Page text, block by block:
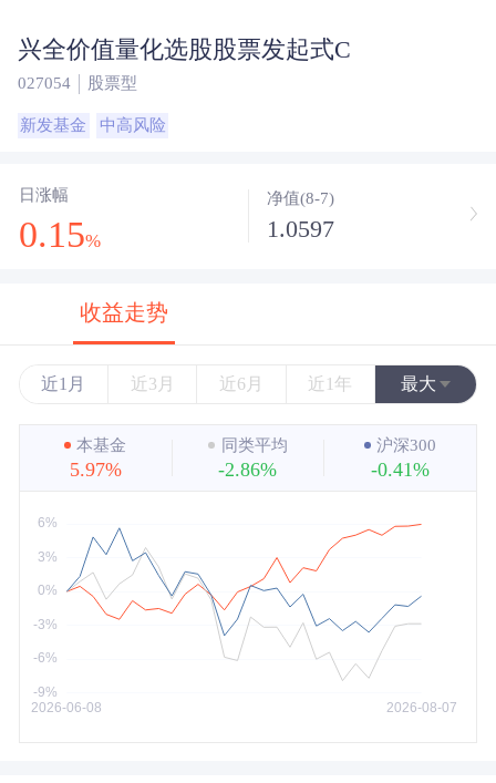
兴全价值量化选股股票发起式C
027054 股票型
新发基金 中高风险
日涨幅
0.15%
净值(8-7)
1.0597
收益走势
近1月 近3月 近6月 近1年 最大
近3年
近5年
本基金
5.97%
同类平均
-2.86%
沪深300
-0.41%